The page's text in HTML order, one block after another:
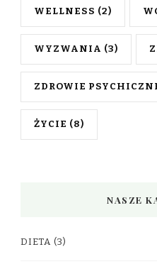
WELLNESS (2)
WYZWANIA (3)
ZDROWIE
ŻYCIE (8)
NASZE
DIETA (3)